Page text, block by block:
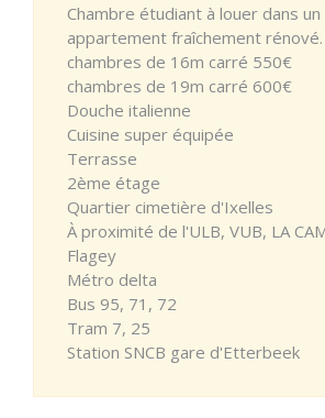
Chambre étudiant à louer dans un
appartement fraîchement rénové.
chambres de 16m carré 550€
chambres de 19m carré 600€
Douche italienne
Cuisine super équipée
Terrasse
2ème étage
Quartier cimetière d'Ixelles
À proximité de l'ULB, VUB, LA
Flagey
Métro delta
Bus 95, 71, 72
Tram 7, 25
Station SNCB gare d'Etterbeek